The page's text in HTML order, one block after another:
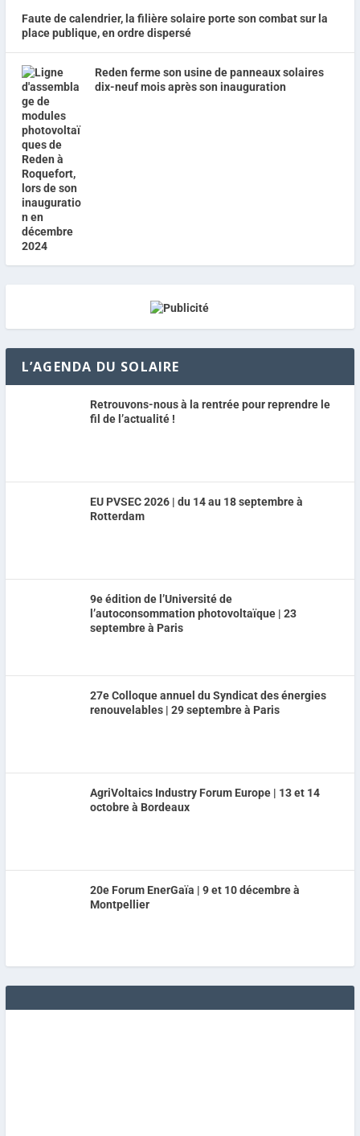
Faute de calendrier, la filière solaire porte son combat sur la
place publique, en ordre dispersé
Reden ferme son usine de panneaux solaires
dix-neuf mois après son inauguration
L’AGENDA DU SOLAIRE
Retrouvons-nous à la rentrée pour reprendre le
fil de l’actualité !
EU PVSEC 2026 | du 14 au 18 septembre à
Rotterdam
9e édition de l’Université de
l’autoconsommation photovoltaïque | 23
septembre à Paris
27e Colloque annuel du Syndicat des énergies
renouvelables | 29 septembre à Paris
AgriVoltaics Industry Forum Europe | 13 et 14
octobre à Bordeaux
20e Forum EnerGaïa | 9 et 10 décembre à
Montpellier